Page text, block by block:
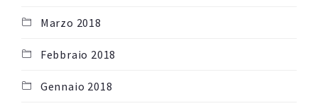
Marzo 2018
Febbraio 2018
Gennaio 2018